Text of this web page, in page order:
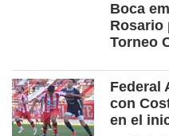
Boca
Rosario
Torneo
Federal
con
en el